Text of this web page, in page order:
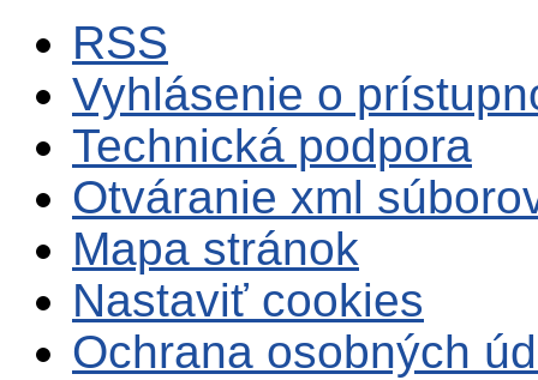
RSS
Vyhlásenie o
Technická podpora
Otváranie xml
Mapa stránok
Nastaviť cookies
Ochrana osobných